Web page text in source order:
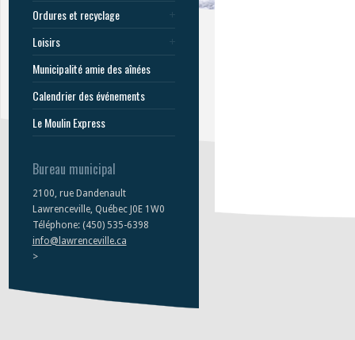
Ordures et recyclage
Loisirs
Municipalité amie des aînées
Calendrier des événements
Le Moulin Express
Bureau municipal
2100, rue Dandenault
Lawrenceville, Québec J0E 1W0
Téléphone: (450) 535-6398
info@lawrenceville.ca
>